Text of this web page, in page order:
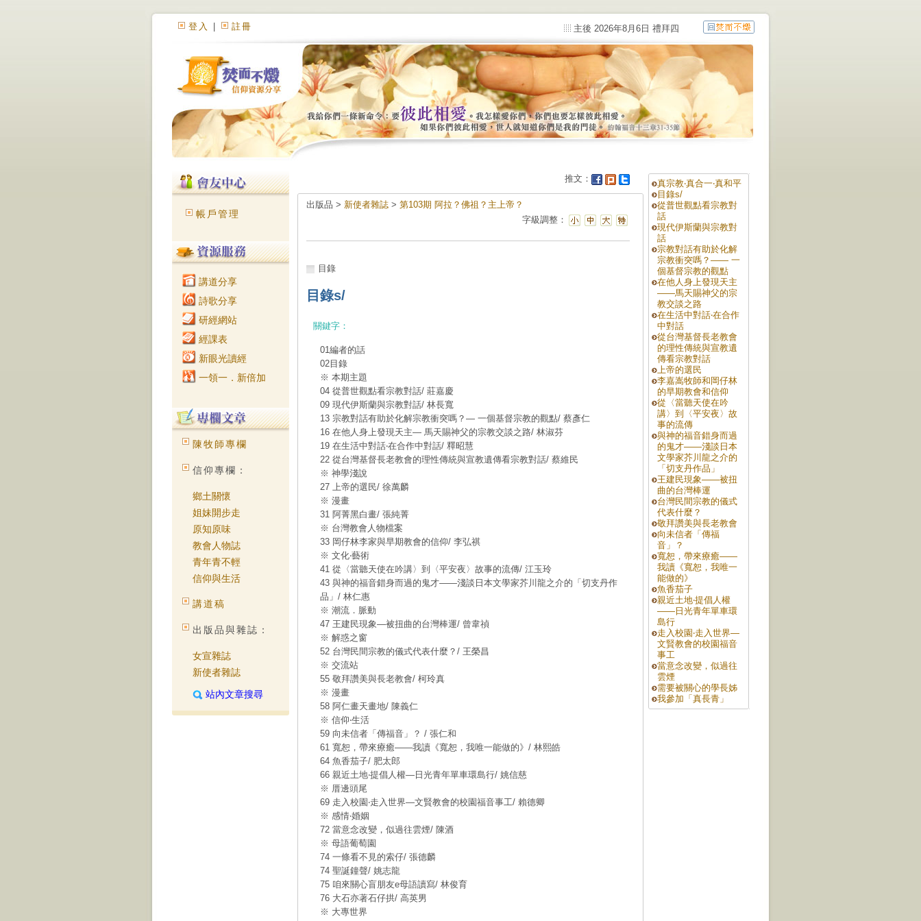
登入 註冊 主後 2026年8月6日 禮拜四
帳戶管理
講道分享
詩歌分享
研經網站
經課表
新眼光讀經
一領一．新倍加
陳牧師專欄
信仰專欄：
鄉土關懷
姐妹開步走
原知原味
教會人物誌
青年青不輕
信仰與生活
講道稿
出版品與雜誌：
女宣雜誌
新使者雜誌
站內文章搜尋
推文：
出版品 > 新使者雜誌 > 第103期 阿拉？佛祖？主上帝？
字級調整：
目錄
目錄s/
關鍵字：
01編者的話
02目錄
※ 本期主題
04 從普世觀點看宗教對話/ 莊嘉慶
09 現代伊斯蘭與宗教對話/ 林長寬
13 宗教對話有助於化解宗教衝突嗎？— 一個基督宗教的觀點/ 蔡彥仁
16 在他人身上發現天主— 馬天賜神父的宗教交談之路/ 林淑芬
19 在生活中對話‧在合作中對話/ 釋昭慧
22 從台灣基督長老教會的理性傳統與宣教遺傳看宗教對話/ 蔡維民
※ 神學淺說
27 上帝的選民/ 徐萬麟
※ 漫畫
31 阿菁黑白畫/ 張純菁
※ 台灣教會人物檔案
33 岡仔林李家與早期教會的信仰/ 李弘祺
※ 文化‧藝術
41 從〈當聽天使在吟講〉到〈平安夜〉故事的流傳/ 江玉玲
43 與神的福音錯身而過的鬼才——淺談日本文學家芥川龍之介的「切支丹作
品」/ 林仁惠
※ 潮流．脈動
47 王建民現象—被扭曲的台灣棒運/ 曾韋禎
※ 解惑之窗
52 台灣民間宗教的儀式代表什麼？/ 王榮昌
※ 交流站
55 敬拜讚美與長老教會/ 柯玲真
※ 漫畫
58 阿仁畫天畫地/ 陳義仁
※ 信仰‧生活
59 向未信者「傳福音」？ / 張仁和
61 寬恕，帶來療癒——我讀《寬恕，我唯一能做的》/ 林熙皓
64 魚香茄子/ 肥太郎
66 親近土地‧提倡人權—日光青年單車環島行/ 姚信慈
※ 厝邊頭尾
69 走入校園‧走入世界—文賢教會的校園福音事工/ 賴德卿
※ 感情‧婚姻
72 當意念改變，似過往雲煙/ 陳酒
※ 母語葡萄園
74 一條看不見的索仔/ 張德麟
74 聖誕鐘聲/ 姚志龍
75 咱來關心盲朋友e母語讀寫/ 林俊育
76 大石亦著石仔拱/ 高英男
※ 大專世界
真宗教‧真合一‧真和平
目錄s/
從普世觀點看宗教對
話
現代伊斯蘭與宗教對
話
宗教對話有助於化解
宗教衝突嗎？—— 一
個基督宗教的觀點
在他人身上發現天主
——馬天賜神父的宗
教交談之路
在生活中對話‧在合作
中對話
從台灣基督長老教會
的理性傳統與宣教遺
傳看宗教對話
上帝的選民
李嘉嵩牧師和岡仔林
的早期教會和信仰
從〈當聽天使在吟
講〉到〈平安夜〉故
事的流傳
與神的福音錯身而過
的鬼才——淺談日本
文學家芥川龍之介的
「切支丹作品」
王建民現象——被扭
曲的台灣棒運
台灣民間宗教的儀式
代表什麼？
敬拜讚美與長老教會
向未信者「傳福
音」？
寬恕，帶來療癒——
我讀《寬恕，我唯一
能做的》
魚香茄子
親近土地‧提倡人權
——日光青年單車環
島行
走入校園‧走入世界—
文賢教會的校園福音
事工
當意念改變，似過往
雲煙
需要被關心的學長姊
我參加「真長青」